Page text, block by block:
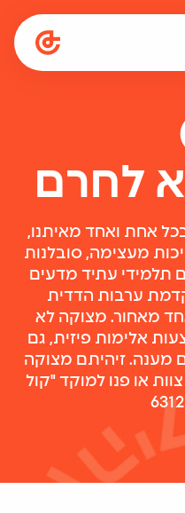
לחרם
אחת ואחד מאיתנו,
מעצימה, סובלנות
תלמידי עתיד מדעים
ערבות הדדית
מאחור. מצוקה לא
אלימות פיזית, גם
מענה. זיהיתם מצוקה
או פנו למוקד "קול